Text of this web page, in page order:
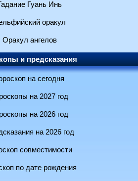
Гуань Инь
оракул
Оракул ангелов
и предсказания
на сегодня
на 2027 год
на 2026 год
на 2026 год
совместимости
по дате рождения